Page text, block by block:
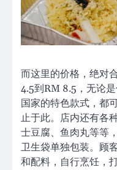
而这里的价格，绝对
4.5到RM 8.5，无论
国家的特色款式，都
止于此。店内还有各
士豆腐、鱼肉丸等等
卫生袋单独包装。顾
和配料，自行烹饪，